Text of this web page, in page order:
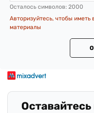
Осталось символов: 2000
Авторизуйтесь, чтобы
материалы